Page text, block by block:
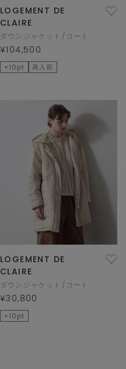
LOGEMENT DE
CLAIRE
ダウンジャケット/コート
¥104,500
×10pt 再入荷
LOGEMENT DE
CLAIRE
ダウンジャケット/コート
¥30,800
×10pt